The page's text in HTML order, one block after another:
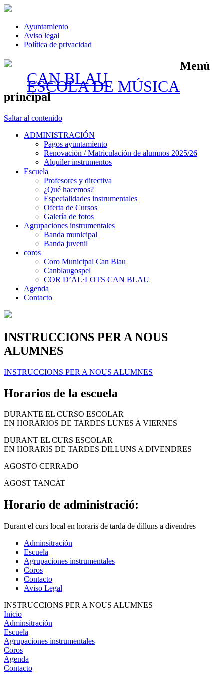
Ayuntamiento
Aviso legal
Política de privacidad
CAN BLAU
ESCOLA DE MÚSICA
Menú
principal
Saltar al contenido
ADMINISTRACIÓN
Pagos ayuntamiento
Renovación / Matriculación de alumnos 2025/26
Alquiler instrumentos
Escuela
Profesores y directiva
¿Qué hacemos?
Especialidades instrumentales
Oferta de Cursos
Galería de fotos
Agrupaciones instrumentales
Banda municipal
Banda juvenil
coros
Coro Municipal Can Blau
Canblaugospel
COR D’AL·LOTS CAN BLAU
Agenda
Contacto
INSTRUCCIONS PER A NOUS
ALUMNES
INSTRUCCIONS PER A NOUS ALUMNES
Horarios de la escuela
DURANTE EL CURSO ESCOLAR
EN HORARIOS DE TARDES LUNES A VIERNES
DURANT EL CURS ESCOLAR
EN HORARIS DE TARDES DILLUNS A DIVENDRES
AGOSTO CERRADO
AGOST TANCAT
Horario de administració:
Durant el curs local en horaris de tarda de dilluns a divendres
Adminsitración
Escuela
Agrupaciones instrumentales
Coros
Contacto
Aviso Legal
INSTRUCCIONS PER A NOUS ALUMNES
Inicio
Adminsitración
Escuela
Agrupaciones instrumentales
Coros
Agenda
Contacto